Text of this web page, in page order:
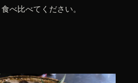
比べてください。